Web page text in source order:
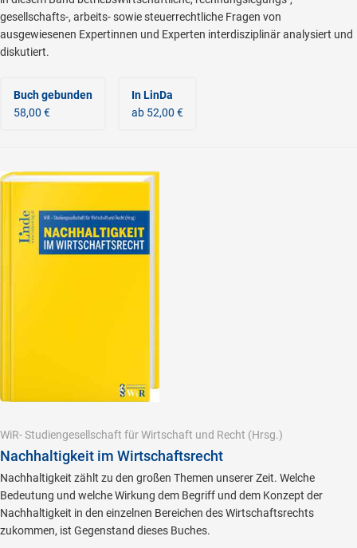
gesellschafts-, arbeits- sowie steuerrechtliche Fragen von
ausgewiesenen Expertinnen und Experten interdisziplinär analysiert und
diskutiert.
Buch gebunden
58,00 €
In LinDa
ab 52,00 €
WiR- Studiengesellschaft für Wirtschaft und Recht (Hrsg.)
Nachhaltigkeit im Wirtschaftsrecht
Nachhaltigkeit zählt zu den großen Themen unserer Zeit. Welche
Bedeutung und welche Wirkung dem Begriff und dem Konzept der
Nachhaltigkeit in den einzelnen Bereichen des Wirtschaftsrechts
zukommen, ist Gegenstand dieses Buches.